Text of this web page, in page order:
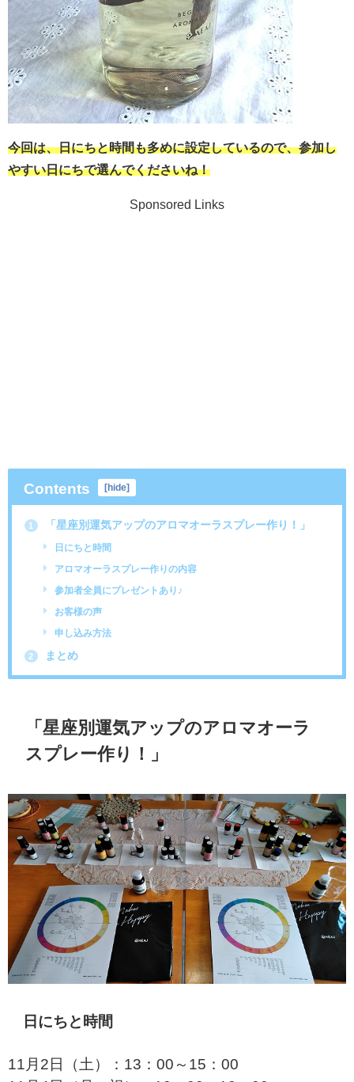
今回は、日にちと時間も多めに設定しているので、参加し
やすい日にちで選んでくださいね！
Sponsored Links
Contents hide
1 「星座別運気アップのアロマオーラスプレー作り！」
日にちと時間
アロマオーラスプレー作りの内容
参加者全員にプレゼントあり♪
お客様の声
申し込み方法
2 まとめ
「星座別運気アップのアロマオーラ
スプレー作り！」
日にちと時間
11月2日（土）：13：00～15：00